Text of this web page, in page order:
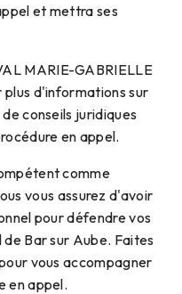
et mettra ses
MARIE-GABRIELLE
d'informations sur
conseils juridiques
en appel.
comme
vous assurez d'avoir
pour défendre vos
Bar sur Aube. Faites
vous accompagner
en appel.